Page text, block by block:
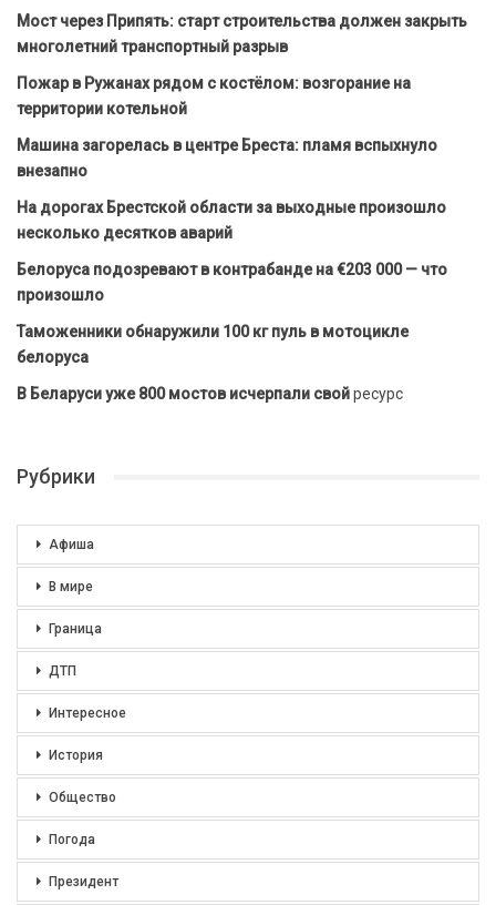
Мост через Припять: старт строительства должен закрыть
многолетний транспортный разрыв
Пожар в Ружанах рядом с костёлом: возгорание на
территории котельной
Машина загорелась в центре Бреста: пламя вспыхнуло
внезапно
На дорогах Брестской области за выходные произошло
несколько десятков аварий
Белоруса подозревают в контрабанде на €203 000 — что
произошло
Таможенники обнаружили 100 кг пуль в мотоцикле
белоруса
В Беларуси уже 800 мостов исчерпали свойресурс
Рубрики
Афиша
В мире
Граница
ДТП
Интересное
История
Общество
Погода
Президент